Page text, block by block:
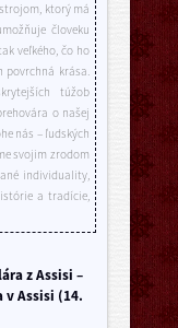
ktorý má
človeku
veľkého, čo ho
povrchná krása.
túžob
o našej
nás – ľudských
svojim zrodom
individuality,
a tradície,
z Assisi –
v Assisi (14.